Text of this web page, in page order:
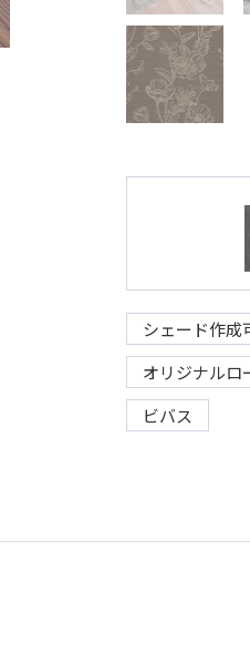
シェード作成
オリジナルロ
ビバス